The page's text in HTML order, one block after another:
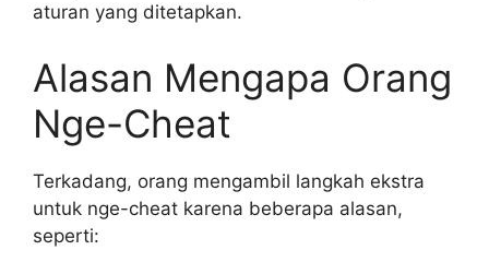
aturan yang ditetapkan.
Alasan Mengapa Orang
Nge-Cheat
Terkadang, orang mengambil langkah ekstra
untuk nge-cheat karena beberapa alasan,
seperti: